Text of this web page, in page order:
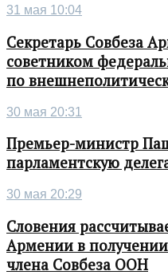
31 мая 10:04
Секретарь Совбеза
советником
по
30 мая 20:31
Премьер-министр
парламентскую
30 мая 20:29
Словения
Армении в получении
члена Совбеза ООН